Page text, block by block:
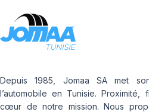
Depuis 1985, Jomaa SA met
l’automobile en Tunisie.
cœur de notre mission. Nous